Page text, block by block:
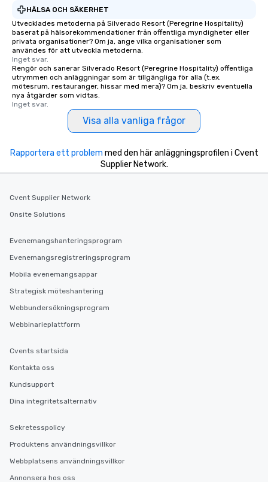
HÄLSA OCH SÄKERHET
Utvecklades metoderna på Silverado Resort (Peregrine Hospitality)
baserat på hälsorekommendationer från offentliga myndigheter eller
privata organisationer? Om ja, ange vilka organisationer som
användes för att utveckla metoderna.
Inget svar.
Rengör och sanerar Silverado Resort (Peregrine Hospitality) offentliga
utrymmen och anläggningar som är tillgängliga för alla (t.ex.
mötesrum, restauranger, hissar med mera)? Om ja, beskriv eventuella
nya åtgärder som vidtas.
Inget svar.
Visa alla vanliga frågor
Rapportera ett problem med den här anläggningsprofilen i Cvent
Supplier Network.
Cvent Supplier Network
Onsite Solutions
Evenemangshanteringsprogram
Evenemangsregistreringsprogram
Mobila evenemangsappar
Strategisk möteshantering
Webbundersökningsprogram
Webbinarieplattform
Cvents startsida
Kontakta oss
Kundsupport
Dina integritetsalternativ
Sekretesspolicy
Produktens användningsvillkor
Webbplatsens användningsvillkor
Annonsera hos oss